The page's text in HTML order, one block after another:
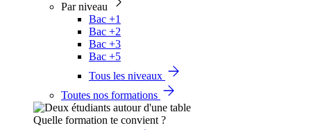
Par niveau
Bac +1
Bac +2
Bac +3
Bac +5
Tous les niveaux
Toutes nos formations
Quelle formation te convient ?